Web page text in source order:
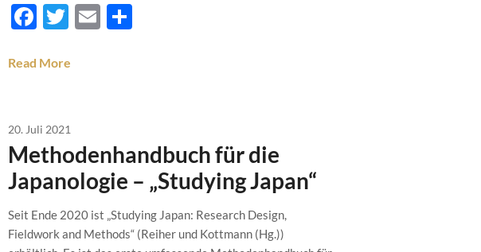
Facebook
Twitter
EmailTeilen
Read More
20. Juli 2021
Methodenhandbuch für die
Japanologie – „Studying Japan“
Seit Ende 2020 ist „Studying Japan: Research Design,
Fieldwork and Methods“ (Reiher und Kottmann (Hg.))